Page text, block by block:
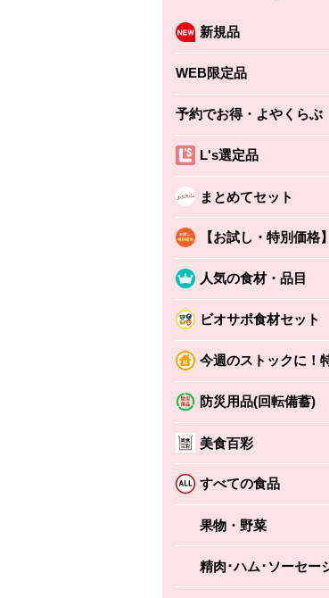
新規品
WEB限定品
予約でお得・よやくらぶ
L's選定品
まとめてセット
【お試し・特別価格】
人気の食材・品目
ビオサポ食材セット
今週のストックに！
防災用品(回転備蓄)
美食百彩
すべての食品
果物・野菜
精肉･ハム･ソーセー
ちょこっと揚げ（香
えびの風味がぶわっ！
かごへ
バルサミコ
本体2,160円